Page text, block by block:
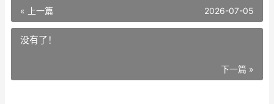
« 上一篇 2026-07-05
没有了！
下一篇 »